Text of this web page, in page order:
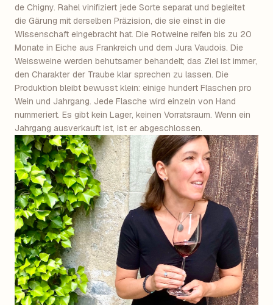
de Chigny. Rahel vinifiziert jede Sorte separat und begleitet
die Gärung mit derselben Präzision, die sie einst in die
Wissenschaft eingebracht hat. Die Rotweine reifen bis zu 20
Monate in Eiche aus Frankreich und dem Jura Vaudois. Die
Weissweine werden behutsamer behandelt; das Ziel ist immer,
den Charakter der Traube klar sprechen zu lassen. Die
Produktion bleibt bewusst klein: einige hundert Flaschen pro
Wein und Jahrgang. Jede Flasche wird einzeln von Hand
nummeriert. Es gibt kein Lager, keinen Vorratsraum. Wenn ein
Jahrgang ausverkauft ist, ist er abgeschlossen.